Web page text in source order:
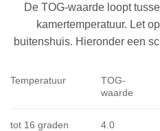
De TOG-waarde loopt
kamertemperatuur. Let
buitenshuis. Hieronder een
Temperatuur
TOG-
waarde
tot 16 graden 4.0